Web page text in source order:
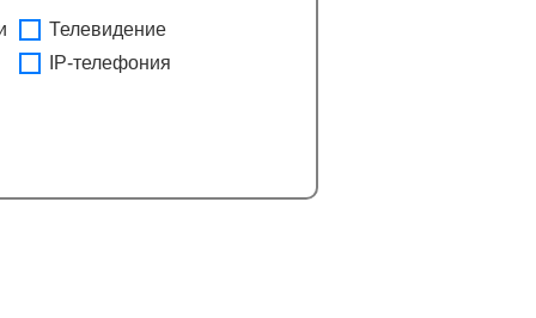
Телевидение
IP-телефония